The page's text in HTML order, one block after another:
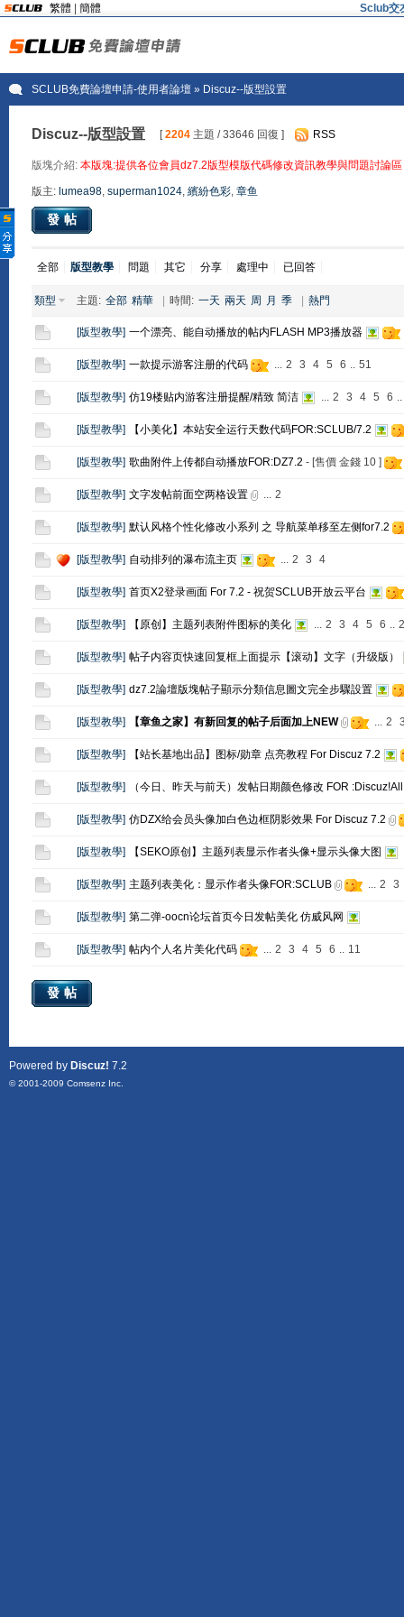
繁體 簡體 Sclub交
SCLUB免費論壇申請-使用者論壇» Discuz--版型設置
Discuz--版型設置 [2204主題 / 33646 回復 ] RSS
版塊介紹: 本版塊:提供各位會員dz7.2版型模版代碼修改資訊教學與問題討論區
版主: lumea98, superman1024, 繽紛色彩, 章鱼
發帖
全部 版型教學 問題 其它 分享 處理中 已回答
類型 主題: 全部 精華 時間: 一天 兩天 周 月 季 熱門
[版型教學] 一个漂亮、能自动播放的帖内FLASH MP3播放器
[版型教學] 一款提示游客注册的代码 ... 2 3 4 5 6 .. 51
[版型教學] 仿19楼贴内游客注册提醒/精致 简洁 ... 2 3 4 5 6 ..
[版型教學] 【小美化】本站安全运行天数代码FOR:SCLUB/7.2
[版型教學] 歌曲附件上传都自动播放FOR:DZ7.2 - [售價 金錢 10]
[版型教學] 文字发帖前面空两格设置 ... 2
[版型教學] 默认风格个性化修改小系列 之 导航菜单移至左侧for7.2
[版型教學] 自动排列的瀑布流主页 ... 2 3 4
[版型教學] 首页X2登录画面 For 7.2 - 祝贺SCLUB开放云平台
[版型教學] 【原创】主题列表附件图标的美化 ... 2 3 4 5 6 ..
[版型教學] 帖子内容页快速回复框上面提示【滚动】文字（升级版）
[版型教學] dz7.2論壇版塊帖子顯示分類信息圖文完全步驟設置
[版型教學] 【章鱼之家】有新回复的帖子后面加上NEW ... 2
[版型教學] 【站长基地出品】图标/勋章 点亮教程 For Discuz 7.2
[版型教學] （今日、昨天与前天）发帖日期颜色修改 FOR :Discuz!All
[版型教學] 仿DZX给会员头像加白色边框阴影效果 For Discuz 7.2
[版型教學] 【SEKO原创】主题列表显示作者头像+显示头像大图
[版型教學] 主题列表美化：显示作者头像FOR:SCLUB ... 2 3
[版型教學] 第二弹-oocn论坛首页今日发帖美化 仿威风网
[版型教學] 帖内个人名片美化代码 ... 2 3 4 5 6 .. 11
發帖
Powered by Discuz! 7.2
© 2001-2009 Comsenz Inc.